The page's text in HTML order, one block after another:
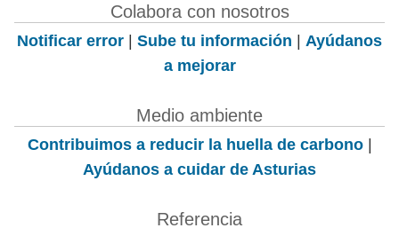
Colabora con nosotros
Notificar error | Sube tu información | Ayúdanos
a mejorar
Medio ambiente
Contribuimos a reducir la huella de carbono|
Ayúdanos a cuidar de Asturias
Referencia